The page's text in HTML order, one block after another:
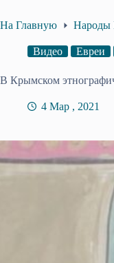
На Главную Народы
Видео Евреи
В Крымском
4 Мар , 2021